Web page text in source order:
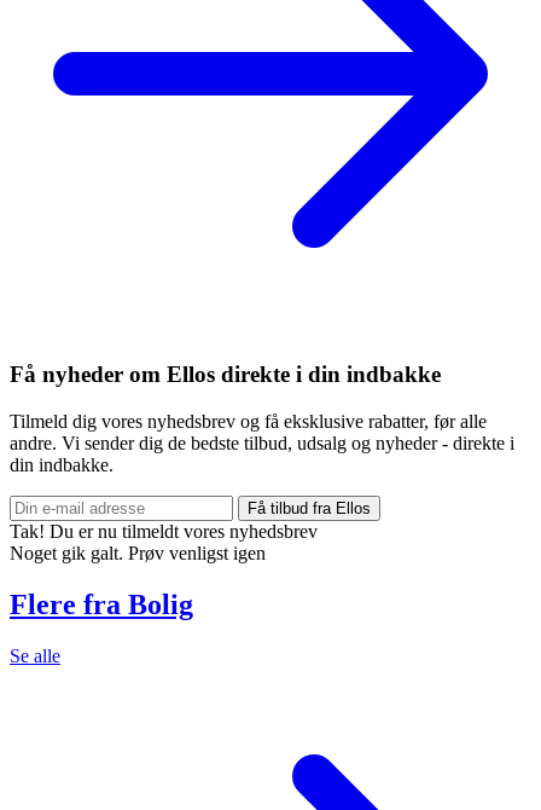
Få nyheder om Ellos direkte i din indbakke
Tilmeld dig vores nyhedsbrev og få eksklusive rabatter, før alle
andre. Vi sender dig de bedste tilbud, udsalg og nyheder - direkte i
din indbakke.
Få tilbud fra Ellos
Tak! Du er nu tilmeldt vores nyhedsbrev
Noget gik galt. Prøv venligst igen
Flere fra Bolig
Se alle